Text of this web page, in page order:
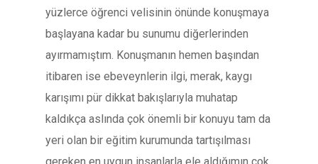
yüzlerce öğrenci velisinin önünde konuşmaya
başlayana kadar bu sunumu diğerlerinden
ayırmamıştım. Konuşmanın hemen başından
itibaren ise ebeveynlerin ilgi, merak, kaygı
karışımı pür dikkat bakışlarıyla muhatap
kaldıkça aslında çok önemli bir konuyu tam da
yeri olan bir eğitim kurumunda tartışılması